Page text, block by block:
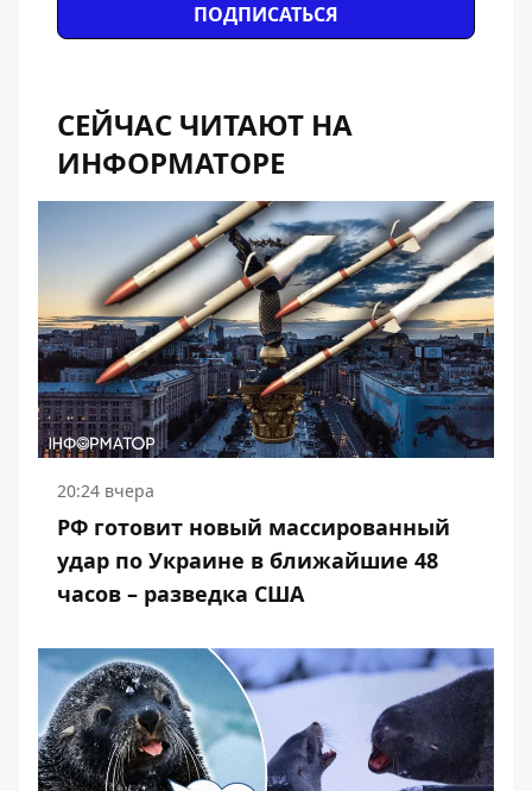
ПОДПИСАТЬСЯ
СЕЙЧАС ЧИТАЮТ НА
ИНФОРМАТОРЕ
20:24 вчера
РФ готовит новый массированный
удар по Украине в ближайшие 48
часов – разведка США